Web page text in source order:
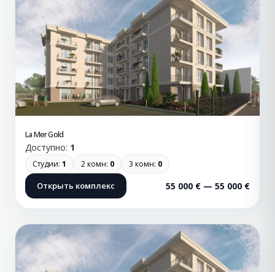
La Mer Gold
Доступно: 1
Студии: 1 2 комн: 0 3 комн: 0
Открыть комплекс 55 000 € — 55 000 €